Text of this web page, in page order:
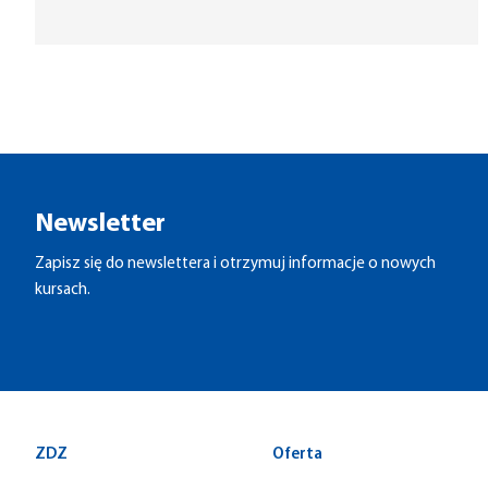
Newsletter
Zapisz się do newslettera i otrzymuj informacje o nowych
kursach.
ZDZ Oferta